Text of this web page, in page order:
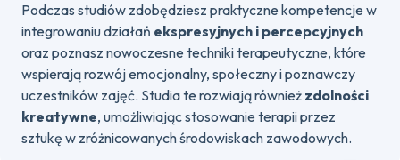
Podczas studiów zdobędziesz praktyczne kompetencje w
integrowaniu działań ekspresyjnych i percepcyjnych
oraz poznasz nowoczesne techniki terapeutyczne, które
wspierają rozwój emocjonalny, społeczny i poznawczy
uczestników zajęć. Studia te rozwiają również zdolności
kreatywne, umożliwiając stosowanie terapii przez
sztukę w zróżnicowanych środowiskach zawodowych.